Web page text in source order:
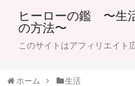
ヒーローの鑑 〜生
の方法〜
このサイトはアフィリエイト
ホーム 生活